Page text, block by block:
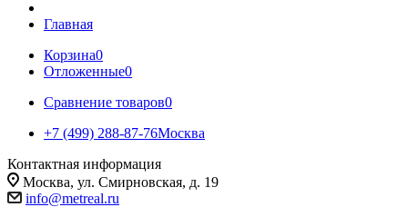
Главная
Корзина0
Отложенные0
Сравнение товаров0
+7 (499) 288-87-76Москва
Контактная информация
Москва, ул. Смирновская, д. 19
info@metreal.ru